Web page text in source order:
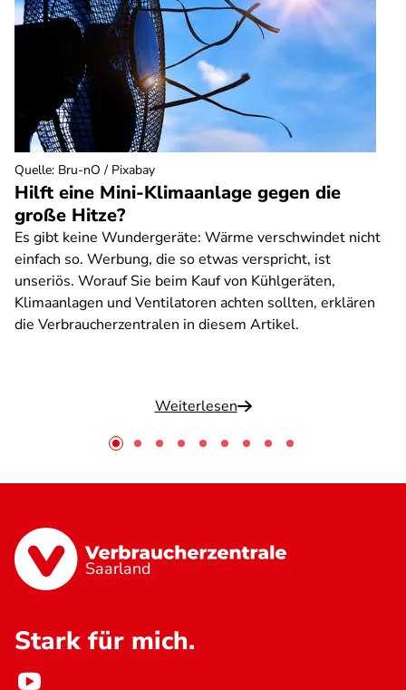
Hilft eine Mini-Klimaanlage gegen die
große Hitze?
Es gibt keine Wundergeräte: Wärme verschwindet nicht
einfach so. Werbung, die so etwas verspricht, ist
unseriös. Worauf Sie beim Kauf von Kühlgeräten,
Klimaanlagen und Ventilatoren achten sollten, erklären
die Verbraucherzentralen in diesem Artikel.
Weiterlesen
Quelle: Bru-nO / Pixabay
Saarland
Stark für mich.